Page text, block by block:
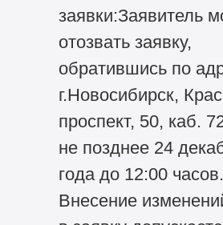
заявки:Заявитель
отозвать заявку,
обратившись по
г.Новосибирск,
проспект, 50, каб.
не позднее 24
года до 12:00 часов.
Внесение